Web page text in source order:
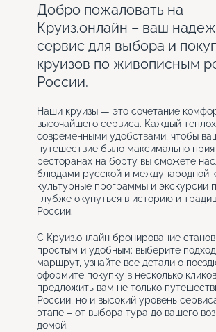
Добро пожаловать на
Круиз.онлайн – ваш
сервис для выбора и
круизов по живописным
России.
Наши круизы — это сочетание
высочайшего сервиса. Каждый
современными удобствами, чтобы
путешествие было максимально
ресторанах на борту вы сможете
блюдами русской и международной
культурные программы и экскурсии
глубже окунуться в историю и
России.
С Круиз.онлайн бронирование
простым и удобным: выберите
маршрут, узнайте все детали о
оформите покупку в несколько
предложить вам не только
России, но и высокий уровень
этапе – от выбора тура до вашего
домой.